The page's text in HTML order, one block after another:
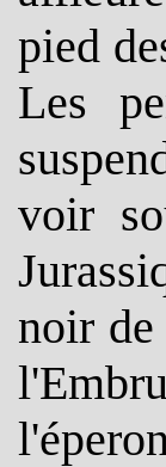
pied
Les
voir
noir